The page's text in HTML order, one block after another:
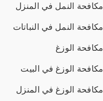
مكافحة النمل في المنزل
مكافحة النمل في النباتات
مكافحة الوزغ
مكافحة الوزغ في البيت
مكافحة الوزغ في المنزل